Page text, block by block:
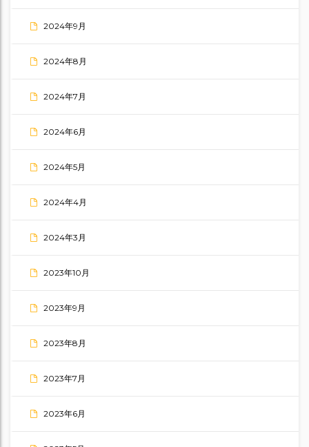
2024年9月
2024年8月
2024年7月
2024年6月
2024年5月
2024年4月
2024年3月
2023年10月
2023年9月
2023年8月
2023年7月
2023年6月